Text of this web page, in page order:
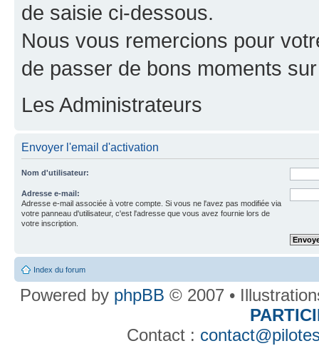
de saisie ci-dessous.
Nous vous remercions pour
de passer de bons moments
Les Administrateurs
Envoyer l'email d'activation
Nom d'utilisateur:
Adresse e-mail:
Adresse e-mail associée à votre compte. Si vous ne l'avez pas modifiée via
votre panneau d'utilisateur, c'est l'adresse que vous avez fournie lors de
votre inscription.
Index du forum
Powered by phpBB © 2007 •
Contact :